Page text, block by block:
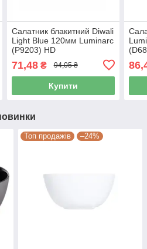
Салатник блакитний Diwali
Light Blue 120мм Luminarc
(P9203) HD
71,48₴ 94,05 ₴
Купити
Топ продажів –24%